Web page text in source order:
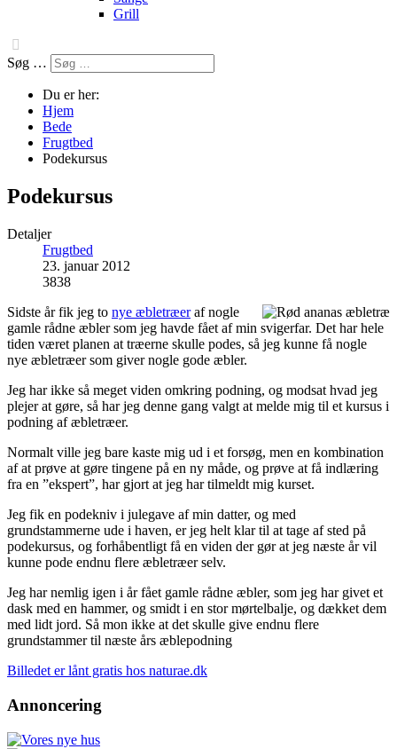
Grill
Søg …
Du er her:
Hjem
Bede
Frugtbed
Podekursus
Podekursus
Detaljer
Frugtbed
23. januar 2012
3838
Sidste år fik jeg to nye æbletræeraf nogle
gamle rådne æbler som jeg havde fået af min svigerfar. Det har hele
tiden været planen at træerne skulle podes, så jeg kunne få nogle
nye æbletræer som giver nogle gode æbler.
Jeg har ikke så meget viden omkring podning, og modsat hvad jeg
plejer at gøre, så har jeg denne gang valgt at melde mig til et kursus i
podning af æbletræer.
Normalt ville jeg bare kaste mig ud i et forsøg, men en kombination
af at prøve at gøre tingene på en ny måde, og prøve at få indlæring
fra en ”ekspert”, har gjort at jeg har tilmeldt mig kurset.
Jeg fik en podekniv i julegave af min datter, og med
grundstammerne ude i haven, er jeg helt klar til at tage af sted på
podekursus, og forhåbentligt få en viden der gør at jeg næste år vil
kunne pode endnu flere æbletræer selv.
Jeg har nemlig igen i år fået gamle rådne æbler, som jeg har givet et
dask med en hammer, og smidt i en stor mørtelbalje, og dækket dem
med lidt jord. Så mon ikke at det skulle give endnu flere
grundstammer til næste års æblepodning
Billedet er lånt gratis hos naturae.dk
Annoncering